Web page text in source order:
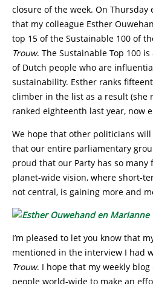
closure of the week. On Thursday
that my colleague Esther
top 15 of the Sustainable 100 of
Trouw. The Sustainable Top 100
of Dutch people who are
sustainability. Esther ranks
climber in the list as a result (she
ranked eighteenth last year, now
We hope that other politicians
that our entire parliamentary
proud that our Party has so many
planet-wide vision, where short-
not central, is gaining more and
I’m pleased to let you know that
mentioned in the interview I had
Trouw. I hope that my weekly
people world-wide to make an